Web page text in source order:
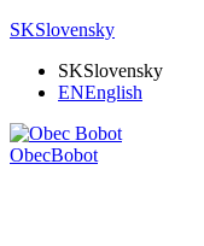
SKSlovensky
SKSlovensky
ENEnglish
ObecBobot